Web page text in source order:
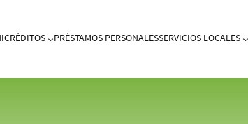
PRÉSTAMOS PERSONALESSERVICIOS LOCALES